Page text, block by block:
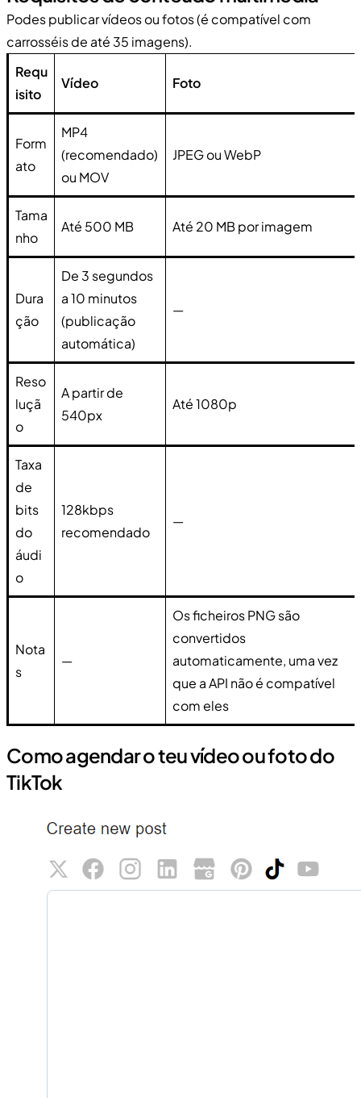
Podes publicar vídeos ou fotos (é compatível com
carrosséis de até 35 imagens).
Requ
isito
Vídeo Foto
Form
ato
MP4
(recomendado)
ou MOV
JPEG ou WebP
Tama
nho
Até 500 MB Até 20 MB por imagem
Dura
ção
De 3 segundos
a 10 minutos
(publicação
automática)
—
Reso
luçã
o
A partir de
540px
Até 1080p
Taxa
de
bits
do
áudi
o
128kbps
recomendado
—
Nota
s
—
Os ficheiros PNG são
convertidos
automaticamente, uma vez
que a API não é compatível
com eles
Como agendar o teu vídeo ou foto do
TikTok